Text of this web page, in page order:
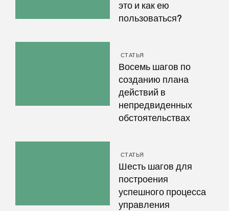
это и как ею
пользоваться?
СТАТЬЯ
Восемь шагов по
созданию плана
действий в
непредвиденных
обстоятельствах
СТАТЬЯ
Шесть шагов для
построения
успешного процесса
управления